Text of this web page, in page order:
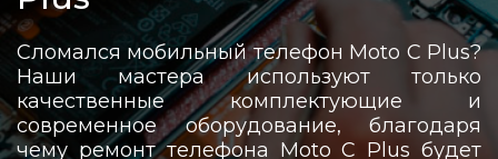
Сломался мобильный телефон Moto C Plus?
Наши мастера используют только
качественные комплектующие и
современное оборудование, благодаря
чему ремонт телефона Moto C Plus будет